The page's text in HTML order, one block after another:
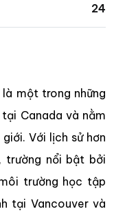
24
một trong những
Canada và nằm
Với lịch sử hơn
trường nổi bật bởi
trường học tập
tại Vancouver và